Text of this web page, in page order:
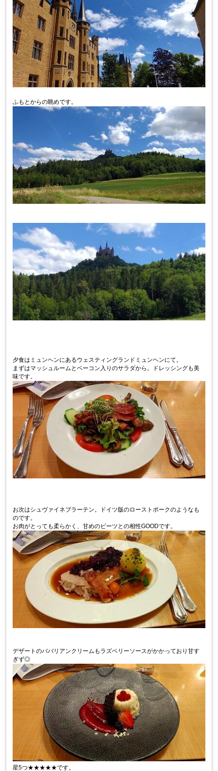
ふもとからの眺めです。
夕食はミュンヘンにあるウェスティングランドミュンヘンにて。
まずはマッシュルームとベーコン入りのサラダから。ドレッシングも美
味です。
お次はシュヴァイネブラーテン。ドイツ版のローストポークのようなも
のです。
お肉がとっても柔らかく、甘めのビーツとの相性GOODです。
デザートのババリアンクリームもラズベリーソースがかかっており甘す
ぎず◎
星5つ★★★★★です。